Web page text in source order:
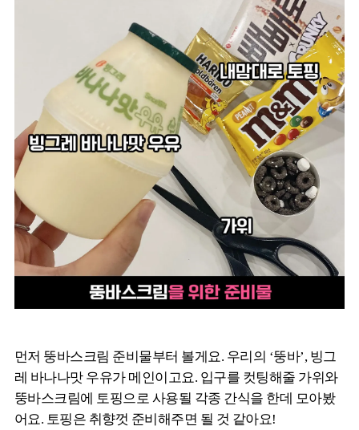
먼저 뚱바스크림 준비물부터 볼게요. 우리의 ‘뚱바’, 빙그
레 바나나맛 우유가 메인이고요. 입구를 컷팅해줄 가위와
뚱바스크림에 토핑으로 사용될 각종 간식을 한데 모아봤
어요. 토핑은 취향껏 준비해주면 될 것 같아요!